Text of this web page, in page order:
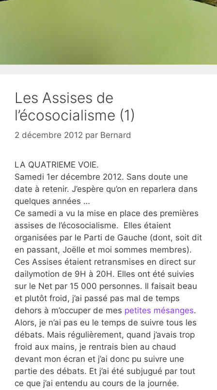
Les Assises de
l’écosocialisme (1)
2 décembre 2012 par Bernard
LA QUATRIEME VOIE.
Samedi 1er décembre 2012. Sans doute une
date à retenir. J’espère qu’on en reparlera dans
quelques années …
Ce samedi a vu la mise en place des premières
assises de l’écosocialisme. Elles étaient
organisées par le Parti de Gauche (dont, soit dit
en passant, Joëlle et moi sommes membres).
Ces Assises étaient retransmises en direct sur
dailymotion de 9H à 20H. Elles ont été suivies
sur le Net par 15 000 personnes. Il faisait beau
et plutôt froid, j’ai passé pas mal de temps
dehors à m’occuper de mes petites mésanges.
Alors, je n’ai pas eu le temps de suivre tous les
débats. Mais régulièrement, quand j’avais trop
froid aux mains, je rentrais bien au chaud
devant mon écran et j’ai donc pu suivre une
partie des débats. Et j’ai été subjugué par tout
ce que j’ai entendu au cours de la journée.